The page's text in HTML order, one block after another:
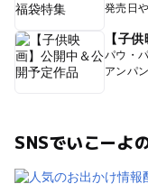
発売日
【子
パウ・
アンパ
SNSでいこーよ